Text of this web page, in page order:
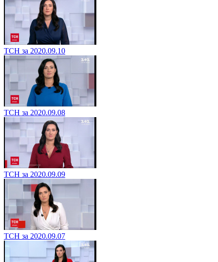
ТСН за 2020.09.10
ТСН за 2020.09.08
ТСН за 2020.09.09
ТСН за 2020.09.07